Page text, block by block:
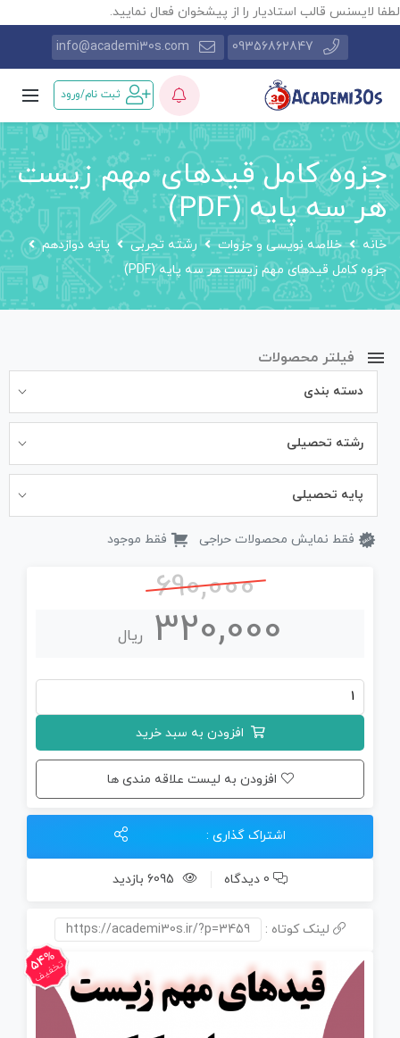
لطفا لایسنس قالب استادیار را از پیشخوان فعال نمایید.
09356862847
info@academi30s.com
ثبت نام/ورود
جزوه کامل قیدهای مهم زیست
هر سه پایه (PDF)
خانه خلاصه نویسی و جزوات رشته تجربی
پایه دوازدهم
جزوه کامل قیدهای مهم زیست هر سه پایه (PDF)
فیلتر محصولات
دسته بندی
رشته تحصیلی
پایه تحصیلی
فقط نمایش محصولات حراجی فقط موجود
690,000
320,000 ریال
جزوه
کامل
مهم
هر
افزودن به سبد خرید
افزودن به لیست علاقه مندی ها
اشتراک گذاری :
0 دیدگاه 6095 بازدید
لینک کوتاه : https://academi30s.ir/?p=3459
54%
تخفیف